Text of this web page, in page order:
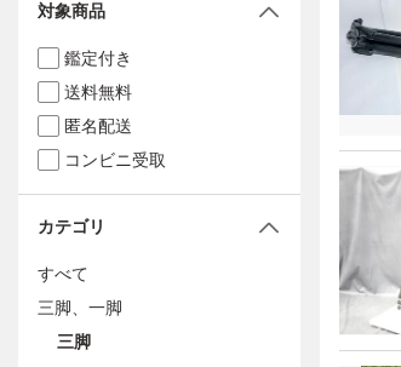
対象商品
鑑定付き
送料無料
匿名配送
コンビニ受取
カテゴリ
すべて
三脚、一脚
三脚